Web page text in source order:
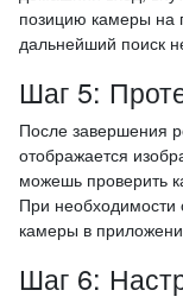
позицию камеры на
дальнейший поиск
Шаг 5:
После завершения
отображается
можешь проверить
При необходимости
камеры в
Шаг 6: